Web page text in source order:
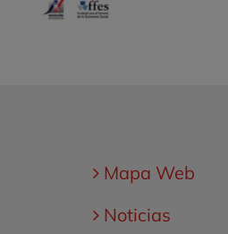
Mapa Web
Noticias